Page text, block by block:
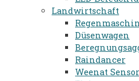
Landwirtschaft
Düsenwagen
Raindancer
Weenat